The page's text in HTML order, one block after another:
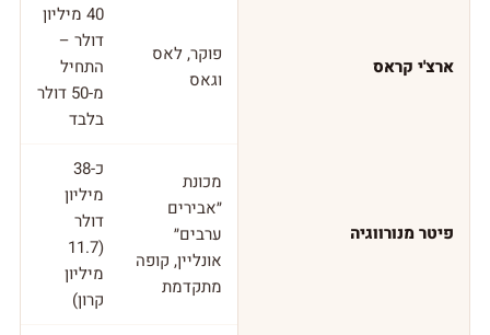
ארצ'י קראס
פוקר, לאס
וגאס
40 מיליון
דולר –
התחיל
מ-50 דולר
בלבד
פיטר מנורווגיה
מכונת
״אבירים
ערבים״
אונליין, קופה
מתקדמת
כ-38
מיליון
דולר
(11.7
מיליון
קרון)